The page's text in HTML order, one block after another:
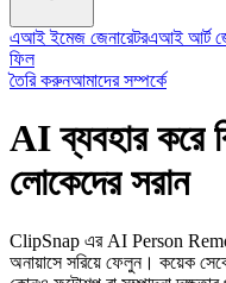
এআই ইমেজ জেনারেটরএআই আর্ট
ফিল
তৈরি করুনআমাদের সম্পর্কে
AI ব্যবহার করে
লোকেদের সরান
ClipSnap এর AI Person
অনায়াসে সরিয়ে ফেলুন। কয়েক